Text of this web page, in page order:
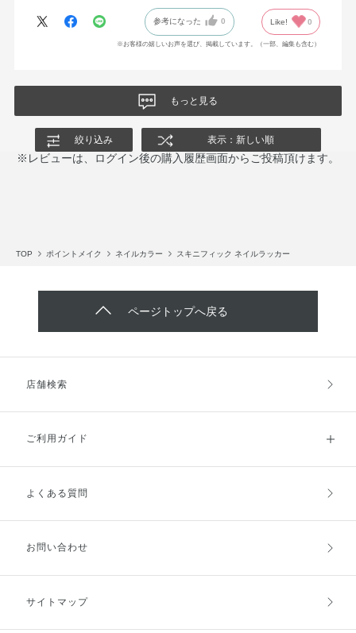
素手で食器洗いなど家事をこなしても1週間持ちました
他の色も揃えていきたいです参考になった 0 Like! 0
※お客様の嬉しいお声を選び、掲載しています。（一部、編集も含む）
もっと見る
絞り込み 表示：新しい順
※レビューは、ログイン後の購入履歴画面からご投稿頂けます。
TOP ポイントメイク ネイルカラー スキニフィック ネイルラッカー
ページトップへ戻る
店舗検索
ご利用ガイド
ご利用ガイドトップ
お支払方法
キャンセル・返品・交換
よくある質問
お問い合わせ
サイトマップ